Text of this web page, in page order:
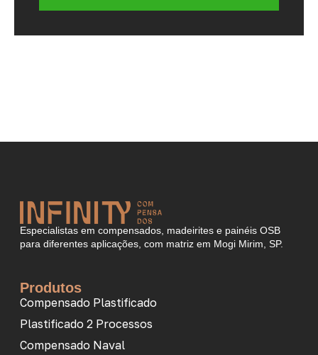
Especialistas em compensados, madeirites e painéis OSB
para diferentes aplicações, com matriz em Mogi Mirim, SP.
Produtos
Compensado Plastificado
Plastificado 2 Processos
Compensado Naval